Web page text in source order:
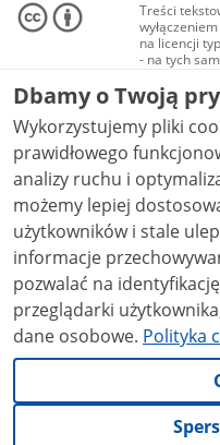
Treści
na licencji
- na tych
Materiały
audio i
Creative
NC-ND 4.0),
Dbamy o Twoją
Wykorzystujemy pliki
prawidłowego
analizy ruchu i optymalizacji
możemy lepiej
użytkowników i stale ulepszać
informacje
pozwalać na
przeglądarki
dane osobowe. Polityka